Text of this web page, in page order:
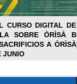
CURSO DIGITAL
SOBRE ÒRÌSÀ
A
JUNIO